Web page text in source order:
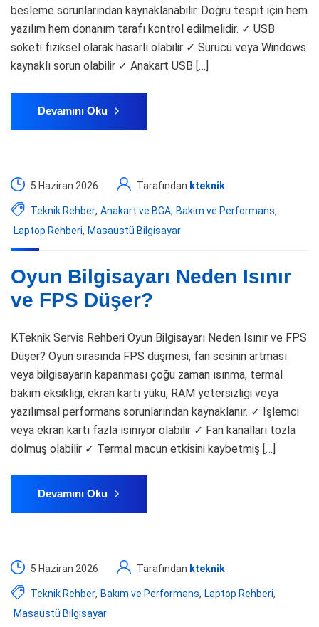
besleme sorunlarından kaynaklanabilir. Doğru tespit için hem
yazılım hem donanım tarafı kontrol edilmelidir. ✓ USB
soketi fiziksel olarak hasarlı olabilir ✓ Sürücü veya Windows
kaynaklı sorun olabilir ✓ Anakart USB […]
Devamını Oku
5 Haziran 2026 Tarafından kteknik
Teknik Rehber, Anakart ve BGA, Bakım ve Performans,
Laptop Rehberi, Masaüstü Bilgisayar
Oyun Bilgisayarı Neden Isınır
ve FPS Düşer?
KTeknik Servis Rehberi Oyun Bilgisayarı Neden Isınır ve FPS
Düşer? Oyun sırasında FPS düşmesi, fan sesinin artması
veya bilgisayarın kapanması çoğu zaman ısınma, termal
bakım eksikliği, ekran kartı yükü, RAM yetersizliği veya
yazılımsal performans sorunlarından kaynaklanır. ✓ İşlemci
veya ekran kartı fazla ısınıyor olabilir ✓ Fan kanalları tozla
dolmuş olabilir ✓ Termal macun etkisini kaybetmiş […]
Devamını Oku
5 Haziran 2026 Tarafından kteknik
Teknik Rehber, Bakım ve Performans, Laptop Rehberi,
Masaüstü Bilgisayar